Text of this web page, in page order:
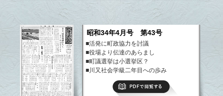
昭和34年4月号 第43号
■活発に町政協力を討議
■役場より伝達のあらまし
■町議選挙は小選挙区？
■川又社会学級二年目への歩み
PDFで閲覧する